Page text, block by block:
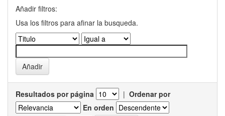
Añadir filtros:
Usa los filtros para afinar la busqueda.
Resultados por página | Ordenar por
En orden